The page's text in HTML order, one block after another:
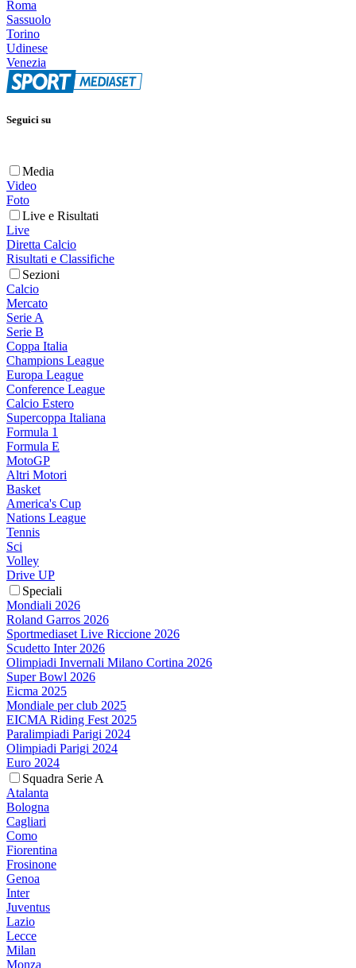
Roma
Sassuolo
Torino
Udinese
Venezia
Seguici su
Media
Video
Foto
Live e Risultati
Live
Diretta Calcio
Risultati e Classifiche
Sezioni
Calcio
Mercato
Serie A
Serie B
Coppa Italia
Champions League
Europa League
Conference League
Calcio Estero
Supercoppa Italiana
Formula 1
Formula E
MotoGP
Altri Motori
Basket
America's Cup
Nations League
Tennis
Sci
Volley
Drive UP
Speciali
Mondiali 2026
Roland Garros 2026
Sportmediaset Live Riccione 2026
Scudetto Inter 2026
Olimpiadi Invernali Milano Cortina 2026
Super Bowl 2026
Eicma 2025
Mondiale per club 2025
EICMA Riding Fest 2025
Paralimpiadi Parigi 2024
Olimpiadi Parigi 2024
Euro 2024
Squadra Serie A
Atalanta
Bologna
Cagliari
Como
Fiorentina
Frosinone
Genoa
Inter
Juventus
Lazio
Lecce
Milan
Monza